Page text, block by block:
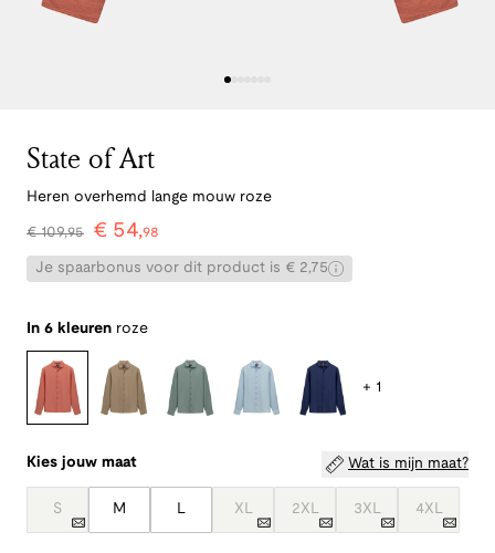
State of Art
Heren overhemd lange mouw roze
€109,95 € 54,98
Je spaarbonus voor dit product is € 2,75
In 6 kleuren roze
+ 1
Kies jouw maat Wat is mijn maat?
S M L XL 2XL 3XL 4XL